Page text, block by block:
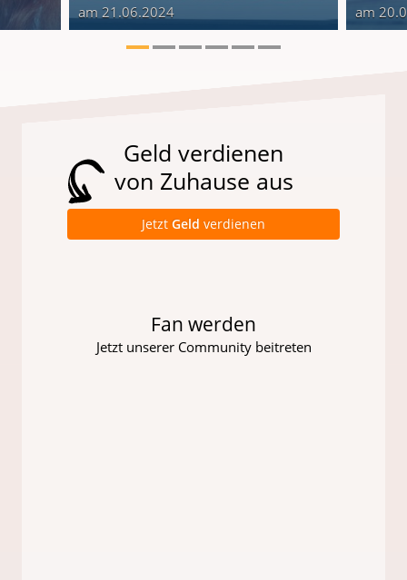
am 21.06.2024 am
Geld verdienen
von Zuhause aus
Jetzt Geld verdienen
Fan werden
Jetzt unserer Community beitreten